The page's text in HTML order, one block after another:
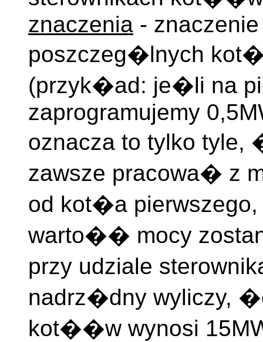
znaczenia -
poszczeg�lnych
(przyk�ad: je�li na
zaprogramujemy
oznacza to tylko
zawsze pracowa� z
od kot�a
warto�� mocy
przy udziale
nadrz�dny wyliczy,
kot��w wynosi